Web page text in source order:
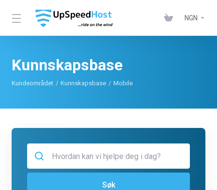
NGN
Kunnskapsbase
Kundeområdet Kunnskapsbase Mobile
Søk